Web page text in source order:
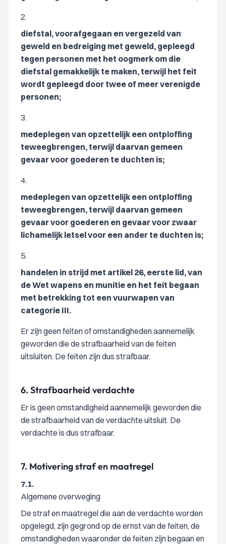
2.
diefstal, voorafgegaan en vergezeld van
geweld en bedreiging met geweld, gepleegd
tegen personen met het oogmerk om die
diefstal gemakkelijk te maken, terwijl het feit
wordt gepleegd door twee of meer verenigde
personen;
3.
medeplegen van opzettelijk een ontploffing
teweegbrengen, terwijl daarvan gemeen
gevaar voor goederen te duchten is;
4.
medeplegen van opzettelijk een ontploffing
teweegbrengen, terwijl daarvan gemeen
gevaar voor goederen en gevaar voor zwaar
lichamelijk letsel voor een ander te duchten is;
5.
handelen in strijd met artikel 26, eerste lid, van
de Wet wapens en munitie en het feit begaan
met betrekking tot een vuurwapen van
categorie III.
Er zijn geen feiten of omstandigheden aannemelijk
geworden die de strafbaarheid van de feiten
uitsluiten. De feiten zijn dus strafbaar.
6. Strafbaarheid verdachte
Er is geen omstandigheid aannemelijk geworden die
de strafbaarheid van de verdachte uitsluit. De
verdachte is dus strafbaar.
7. Motivering straf en maatregel
7.1.
Algemene overweging
De straf en maatregel die aan de verdachte worden
opgelegd, zijn gegrond op de ernst van de feiten, de
omstandigheden waaronder de feiten zijn begaan en